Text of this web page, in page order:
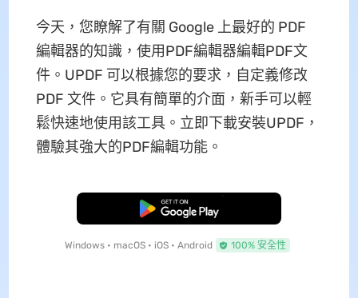
今天，您瞭解了有關 Google 上最好的 PDF
編輯器的知識，使用PDF編輯器編輯PDF文
件。UPDF 可以根據您的要求，自定義修改
PDF 文件。它具有簡單的介面，新手可以輕
鬆快速地使用該工具。立即下載安裝UPDF，
體驗其強大的PDF編輯功能。
免費下載
Windows • macOS • iOS • Android 100% 安全性